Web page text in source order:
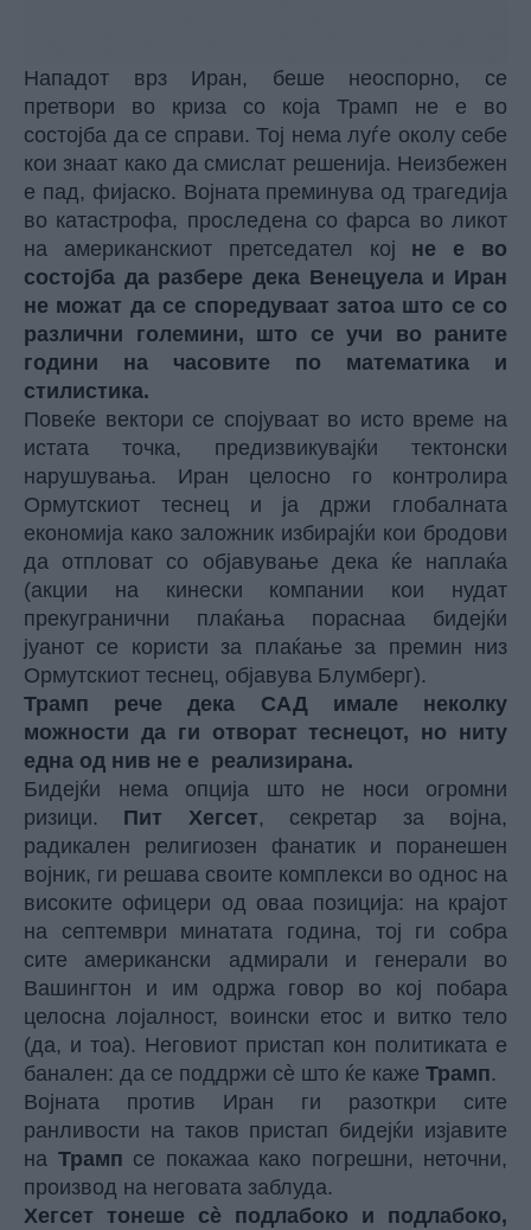
Нападот врз Иран, беше неоспорно, се
претвори во криза со која Трамп не е во
состојба да се справи. Тој нема луѓе околу себе
кои знаат како да смислат решенија. Неизбежен
е пад, фијаско. Војната преминува од трагедија
во катастрофа, проследена со фарса во ликот
на американскиот претседател кој не е во
состојба да разбере дека Венецуела и Иран
не можат да се споредуваат затоа што се со
различни големини, што се учи во раните
години на часовите по математика и
стилистика.
Повеќе вектори се спојуваат во исто време на
истата точка, предизвикувајќи тектонски
нарушувања. Иран целосно го контролира
Ормутскиот теснец и ја држи глобалната
економија како заложник избирајќи кои бродови
да отпловат со објавување дека ќе наплаќа
(акции на кинески компании кои нудат
прекугранични плаќања пораснаа бидејќи
јуанот се користи за плаќање за премин низ
Ормутскиот теснец, објавува Блумберг).
Трамп рече дека САД имале неколку
можности да ги отворат теснецот, но ниту
една од нив не е реализирана.
Бидејќи нема опција што не носи огромни
ризици. Пит Хегсет, секретар за војна,
радикален религиозен фанатик и поранешен
војник, ги решава своите комплекси во однос на
високите офицери од оваа позиција: на крајот
на септември минатата година, тој ги собра
сите американски адмирали и генерали во
Вашингтон и им одржа говор во кој побара
целосна лојалност, воински етос и витко тело
(да, и тоа). Неговиот пристап кон политиката е
банален: да се поддржи сè што ќе каже Трамп.
Војната против Иран ги разоткри сите
ранливости на таков пристап бидејќи изјавите
на Трамп се покажаа како погрешни, неточни,
производ на неговата заблуда.
Хегсет тонеше сè подлабоко и подлабоко,